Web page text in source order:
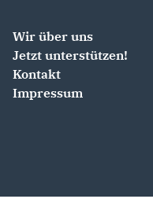
Wir über uns
Jetzt unterstützen!
Kontakt
Impressum